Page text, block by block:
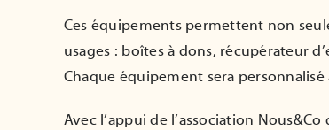
Ces équipements permettent non
usages : boîtes à dons, récupérateur
Chaque équipement sera
Avec l’appui de l’association